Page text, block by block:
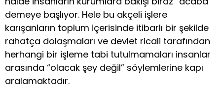
demeye başlıyor. Hele bu akçeli işlere
karışanların toplum içerisinde itibarlı bir şekilde
rahatça dolaşmaları ve devlet ricali tarafından
herhangi bir işleme tabi tutulmamaları insanlar
arasında “olacak şey değil” söylemlerine kapı
aralamaktadır.